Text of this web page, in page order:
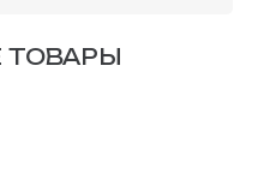
ТОВАРЫ